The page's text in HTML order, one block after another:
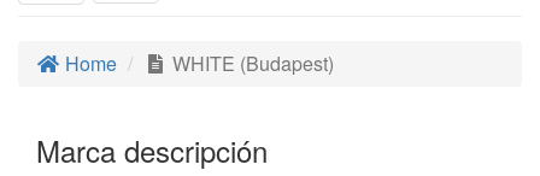
Home WHITE (Budapest)
Marca descripción